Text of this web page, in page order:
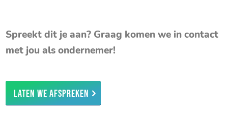
Spreekt dit je aan? Graag komen we in contact
met jou als ondernemer!
Laten we afspreken